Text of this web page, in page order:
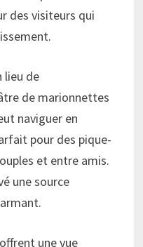
des visiteurs qui
lieu de
de marionnettes
naviguer en
pour des pique-
et entre amis.
une source
une vue